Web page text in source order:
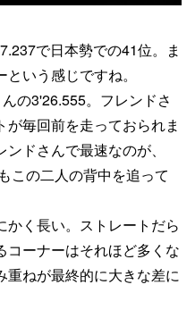
で日本勢での41位。ま
いう感じですね。
の3'26.555。フレンドさ
毎回前を走っておられま
ドさんで最速なのが、
この二人の背中を追って
く長い。ストレートだら
コーナーはそれほど多くな
重ねが最終的に大きな差に